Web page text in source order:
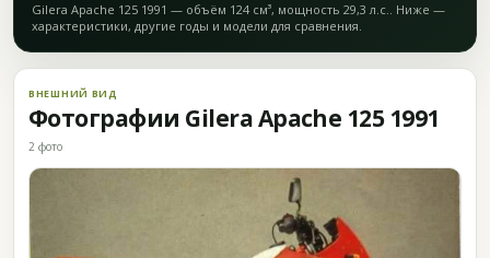
Gilera Apache 125 1991 — объём 124 см³, мощность 29,3 л.с.. Ниже —
характеристики, другие годы и модели для сравнения.
ВНЕШНИЙ ВИД
Фотографии Gilera Apache 125 1991
2 фото